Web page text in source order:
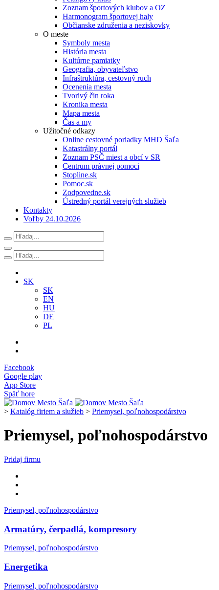
Zoznam športových klubov a OZ
Harmonogram športovej haly
Občianske združenia a neziskovky
O meste
Symboly mesta
História mesta
Kultúrne pamiatky
Geografia, obyvateľstvo
Infraštruktúra, cestovný ruch
Ocenenia mesta
Tvorivý čin roka
Kronika mesta
Mapa mesta
Čas a my
Užitočné odkazy
Online cestovné poriadky MHD Šaľa
Katastrálny portál
Zoznam PSČ miest a obcí v SR
Centrum právnej pomoci
Stopline.sk
Pomoc.sk
Zodpovedne.sk
Ústredný portál verejných služieb
Kontakty
Voľby 24.10.2026
SK
SK
EN
HU
DE
PL
Facebook
Google play
App Store
Späť hore
> Katalóg firiem a služieb > Priemysel, poľnohospodárstvo
Priemysel, poľnohospodárstvo
Pridaj firmu
Priemysel, poľnohospodárstvo
Armatúry, čerpadlá, kompresory
Priemysel, poľnohospodárstvo
Energetika
Priemysel, poľnohospodárstvo